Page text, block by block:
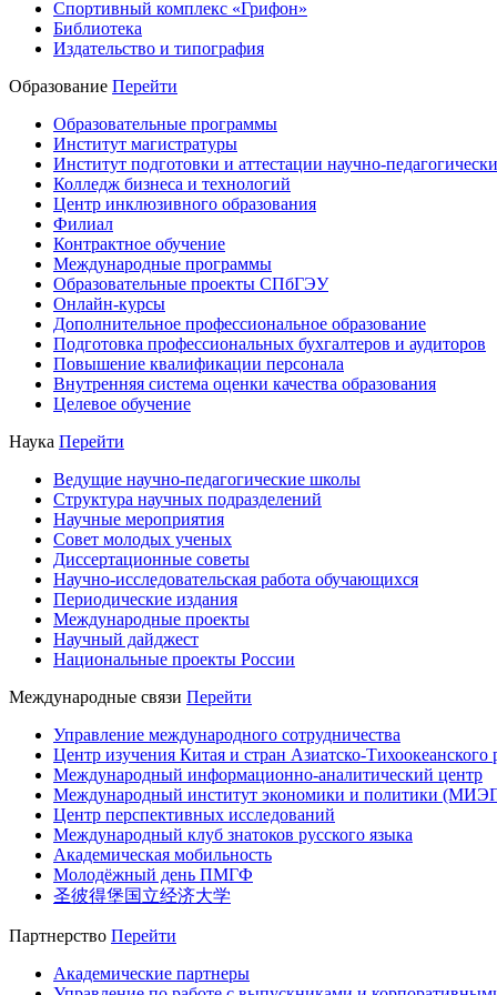
Спортивный комплекс «Грифон»
Библиотека
Издательство и типография
Образование Перейти
Образовательные программы
Институт магистратуры
Институт подготовки и аттестации научно-
Колледж бизнеса и технологий
Центр инклюзивного образования
Филиал
Контрактное обучение
Международные программы
Образовательные проекты СПбГЭУ
Онлайн-курсы
Дополнительное профессиональное образование
Подготовка профессиональных бухгалтеров и аудиторов
Повышение квалификации персонала
Внутренняя система оценки качества образования
Целевое обучение
Наука Перейти
Ведущие научно-педагогические школы
Структура научных подразделений
Научные мероприятия
Совет молодых ученых
Диссертационные советы
Научно-исследовательская работа обучающихся
Периодические издания
Международные проекты
Научный дайджест
Национальные проекты России
Международные связи Перейти
Управление международного сотрудничества
Центр изучения Китая и стран Азиатско-Тихоокеанского
Международный информационно-аналитический центр
Международный институт экономики и политики
Центр перспективных исследований
Международный клуб знатоков русского языка
Академическая мобильность
Молодёжный день ПМГФ
圣彼得堡国立经济大学
Партнерство Перейти
Академические партнеры